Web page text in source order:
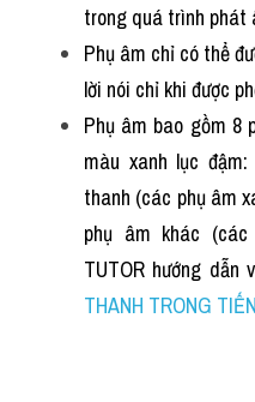
trong quá trình phát
Phụ âm chỉ có thể
lời nói chỉ khi được
Phụ âm bao gồm 8
màu xanh lục
thanh (các phụ âm
phụ âm khác
TUTOR hướng dẫn
THANH TRONG